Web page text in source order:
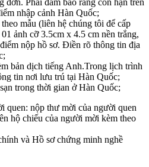
đơn. Phải đảm bảo rằng còn hạn trên
nhập cảnh Hàn Quốc;
mẫu (liên hệ chúng tôi để cấp
ảnh cỡ 3.5cm x 4.5 cm nền trắng,
nộp hồ sơ. Điền rõ thông tin địa
bản dịch tiếng Anh.Trong lịch trình
tin nơi lưu trú tại Hàn Quốc;
trong thời gian ở Hàn Quốc;
quen: nộp thư mời của người quen
hộ chiếu của người mời kèm theo
và Hồ sơ chứng minh nghề